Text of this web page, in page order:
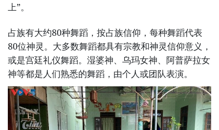
上”。
占族有大约80种舞蹈，按占族信仰，每种舞蹈代表
80位神灵。大多数舞蹈都具有宗教和神灵信仰意义，
或是宫廷礼仪舞蹈。湿婆神、乌玛女神、阿普萨拉女
神等都是人们熟悉的舞蹈，由个人或团队表演。